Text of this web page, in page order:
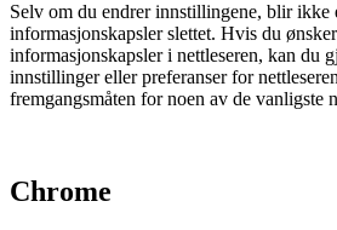
Selv om du endrer innstillingene, blir ikke
informasjonskapsler slettet. Hvis du
informasjonskapsler i nettleseren, kan du
innstillinger eller preferanser for
fremgangsmåten for noen av de vanligste
Chrome